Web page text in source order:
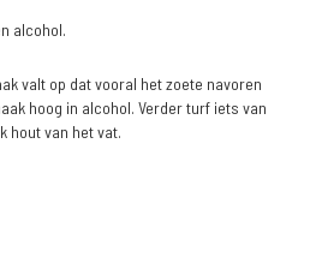
alcohol.
valt op dat vooral het zoete navoren
hoog in alcohol. Verder turf iets van
hout van het vat.